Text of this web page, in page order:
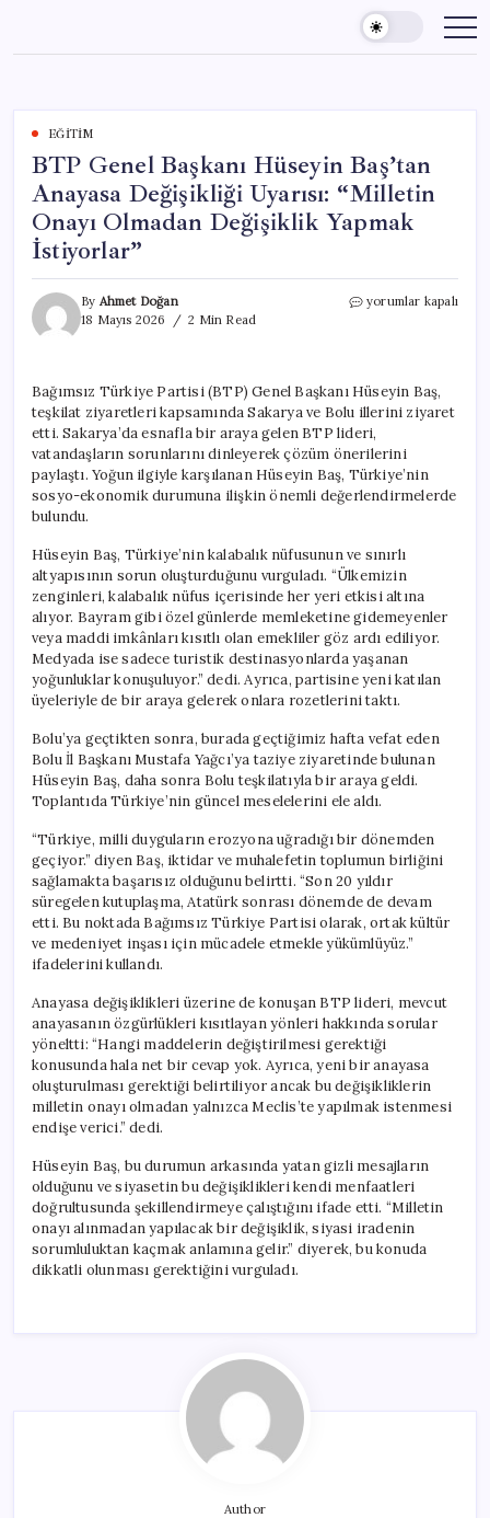
content
EĞITIM
BTP Genel Başkanı Hüseyin Baş’tan
Anayasa Değişikliği Uyarısı: “Milletin
Onayı Olmadan Değişiklik Yapmak
İstiyorlar”
By Ahmet Doğan
18 Mayıs 2026
2 Min Read
BTP
Anayasa
Değişikliği
Uyarısı:
“Milletin
Onayı
Olmadan
Değişiklik
için
yorumlar kapalı
Bağımsız Türkiye Partisi (BTP) Genel Başkanı Hüseyin Baş,
teşkilat ziyaretleri kapsamında Sakarya ve Bolu illerini ziyaret
etti. Sakarya’da esnafla bir araya gelen BTP lideri,
vatandaşların sorunlarını dinleyerek çözüm önerilerini
paylaştı. Yoğun ilgiyle karşılanan Hüseyin Baş, Türkiye’nin
sosyo-ekonomik durumuna ilişkin önemli değerlendirmelerde
bulundu.
Hüseyin Baş, Türkiye’nin kalabalık nüfusunun ve sınırlı
altyapısının sorun oluşturduğunu vurguladı. “Ülkemizin
zenginleri, kalabalık nüfus içerisinde her yeri etkisi altına
alıyor. Bayram gibi özel günlerde memleketine gidemeyenler
veya maddi imkânları kısıtlı olan emekliler göz ardı ediliyor.
Medyada ise sadece turistik destinasyonlarda yaşanan
yoğunluklar konuşuluyor.” dedi. Ayrıca, partisine yeni katılan
üyeleriyle de bir araya gelerek onlara rozetlerini taktı.
Bolu’ya geçtikten sonra, burada geçtiğimiz hafta vefat eden
Bolu İl Başkanı Mustafa Yağcı’ya taziye ziyaretinde bulunan
Hüseyin Baş, daha sonra Bolu teşkilatıyla bir araya geldi.
Toplantıda Türkiye’nin güncel meselelerini ele aldı.
“Türkiye, milli duyguların erozyona uğradığı bir dönemden
geçiyor.” diyen Baş, iktidar ve muhalefetin toplumun birliğini
sağlamakta başarısız olduğunu belirtti. “Son 20 yıldır
süregelen kutuplaşma, Atatürk sonrası dönemde de devam
etti. Bu noktada Bağımsız Türkiye Partisi olarak, ortak kültür
ve medeniyet inşası için mücadele etmekle yükümlüyüz.”
ifadelerini kullandı.
Anayasa değişiklikleri üzerine de konuşan BTP lideri, mevcut
anayasanın özgürlükleri kısıtlayan yönleri hakkında sorular
yöneltti: “Hangi maddelerin değiştirilmesi gerektiği
konusunda hala net bir cevap yok. Ayrıca, yeni bir anayasa
oluşturulması gerektiği belirtiliyor ancak bu değişikliklerin
milletin onayı olmadan yalnızca Meclis’te yapılmak istenmesi
endişe verici.” dedi.
Hüseyin Baş, bu durumun arkasında yatan gizli mesajların
olduğunu ve siyasetin bu değişiklikleri kendi menfaatleri
doğrultusunda şekillendirmeye çalıştığını ifade etti. “Milletin
onayı alınmadan yapılacak bir değişiklik, siyasi iradenin
sorumluluktan kaçmak anlamına gelir.” diyerek, bu konuda
dikkatli olunması gerektiğini vurguladı.
Author